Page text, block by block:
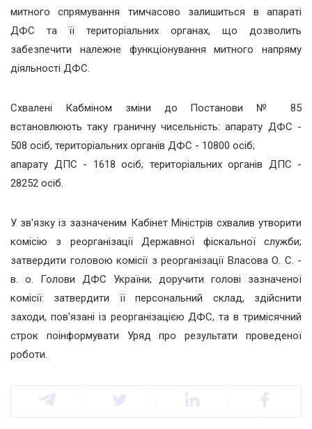
митного спрямування тимчасово залишиться в апараті
ДФС та її територіальних органах, що дозволить
забезпечити належне функціонування митного напряму
діяльності ДФС.
Схвалені Кабміном зміни до Постанови № 85
встановлюють таку граничну чисельність: апарату ДФС -
508 осіб, територіальних органів ДФС - 10800 осіб;
апарату ДПС - 1618 осіб; територіальних органів ДПС -
28252 осіб.
У зв'язку із зазначеним Кабінет Міністрів схвалив утворити
комісію з реорганізації Державної фіскальної служби;
затвердити головою комісії з реорганізації Власова О. С. -
в. о. Голови ДФС України; доручити голові зазначеної
комісії: затвердити її персональний склад, здійснити
заходи, пов'язані із реорганізацією ДФС, та в тримісячний
строк поінформувати Уряд про результати проведеної
роботи.